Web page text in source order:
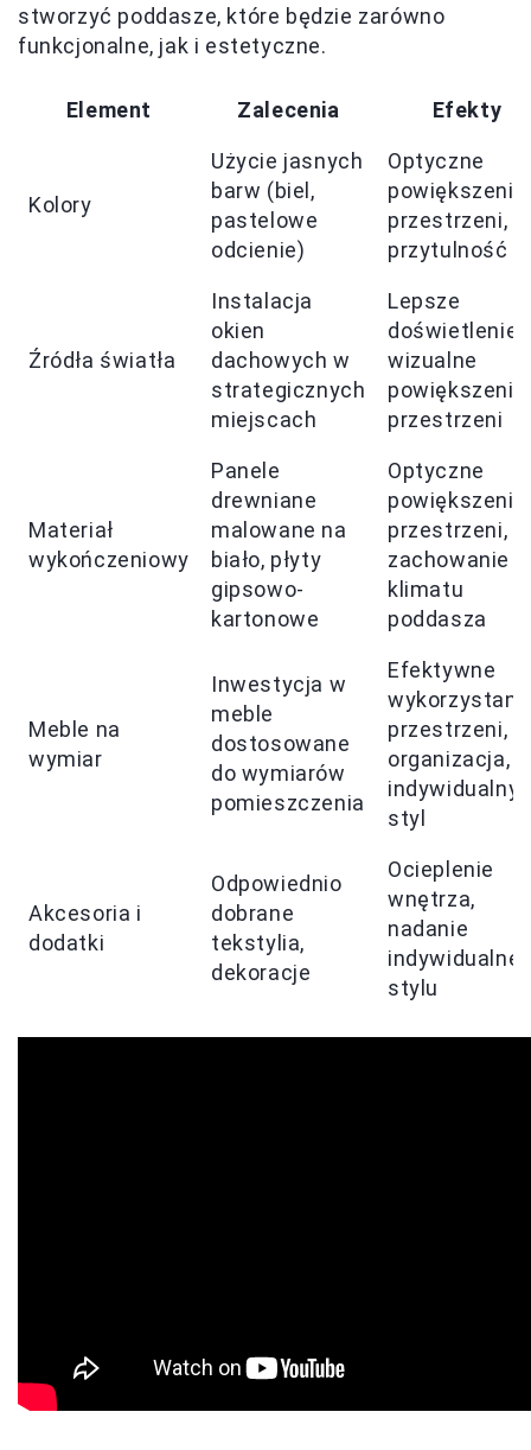
stworzyć poddasze, które będzie zarówno
funkcjonalne, jak i estetyczne.
Element Zalecenia Efekty
Kolory
Użycie jasnych
barw (biel,
pastelowe
odcienie)
Optyczne
powiększenie
przestrzeni,
przytulność
Źródła światła
Instalacja
okien
dachowych w
strategicznych
miejscach
Lepsze
doświetlenie,
wizualne
powiększenie
przestrzeni
Materiał
wykończeniowy
Panele
drewniane
malowane na
biało, płyty
gipsowo-
kartonowe
Optyczne
powiększenie
przestrzeni,
zachowanie
klimatu
poddasza
Meble na
wymiar
Inwestycja w
meble
dostosowane
do wymiarów
pomieszczenia
Efektywne
przestrzeni,
organizacja,
indywidualny
styl
Akcesoria i
dodatki
Odpowiednio
dobrane
tekstylia,
dekoracje
Ocieplenie
wnętrza,
nadanie
stylu